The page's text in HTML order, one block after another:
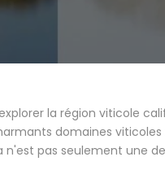
la région viticole
domaines
n'est pas seulement une